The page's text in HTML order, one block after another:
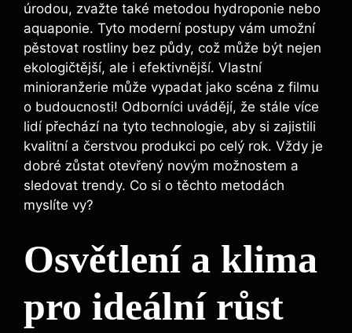
úrodou, zvažte také metodou hydroponie nebo
aquaponie. Tyto moderní postupy vám umožní
pěstovat rostliny bez půdy, což může být nejen
ekologičtější, ale i efektivnější. Vlastní
minioranžerie může vypadat jako scéna z filmu
o budoucnosti! Odborníci uvádějí, že stále více
lidí přechází na tyto technologie, aby si zajistili
kvalitní a čerstvou produkci po celý rok. Vždy je
dobré zůstat otevřený novým možnostem a
sledovat trendy. Co si o těchto metodách
myslíte vy?
Osvětlení a klima
pro ideální růst